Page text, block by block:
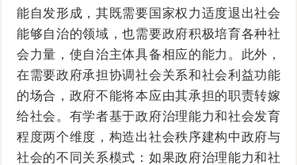
能自发形成，其既需要国家权力适度退出社会
能够自治的领域，也需要政府积极培育各种社
会力量，使自治主体具备相应的能力。此外，
在需要政府承担协调社会关系和社会利益功能
的场合，政府不能将本应由其承担的职责转嫁
给社会。有学者基于政府治理能力和社会发育
程度两个维度，构造出社会秩序建构中政府与
社会的不同关系模式：如果政府治理能力和社